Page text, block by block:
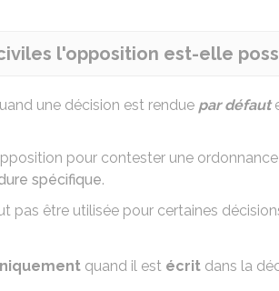
l'opposition est-elle
une décision est rendue par défaut
pour contester une
spécifique.
pas être utilisée pour certaines
quand il est écrit dans la